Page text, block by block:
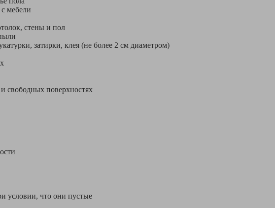
мебели
стены и пол
затирки, клея (не более 2 см диаметром)
свободных поверхностях
условии, что они пустые